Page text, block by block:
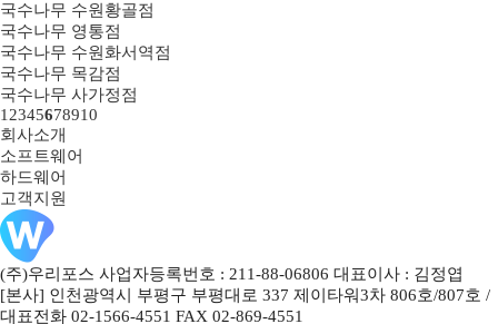
국수나무 수원황골점
국수나무 영통점
국수나무 수원화서역점
국수나무 목감점
국수나무 사가정점
1 2345678910
회사소개
소프트웨어
하드웨어
고객지원
(주)우리포스 사업자등록번호 : 211-88-06806 대표이사 : 김정엽
[본사] 인천광역시 부평구 부평대로 337 제이타워3차 806호/807호 /
대표전화 02-1566-4551 FAX 02-869-4551